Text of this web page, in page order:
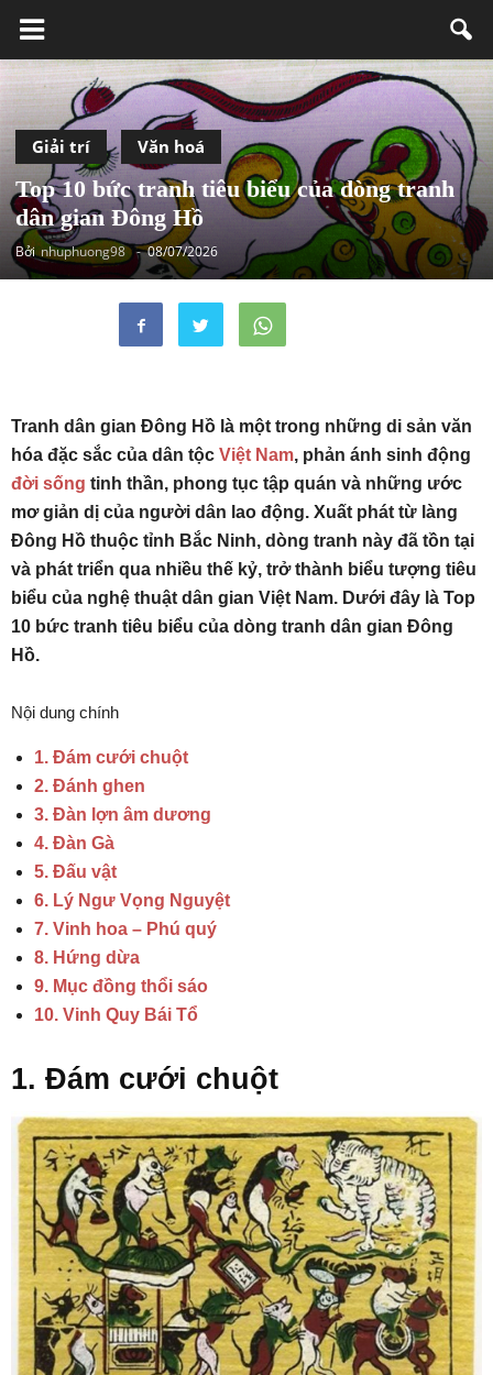
Giải trí Văn hoá
Top 10 bức tranh tiêu biểu của dòng tranh
dân gian Đông Hồ
Bởinhuphuong98 - 08/07/2026
Tranh dân gian Đông Hồ là một trong những di sản văn
hóa đặc sắc của dân tộc Việt Nam, phản ánh sinh động
đời sống tinh thần, phong tục tập quán và những ước
mơ giản dị của người dân lao động. Xuất phát từ làng
Đông Hồ thuộc tỉnh Bắc Ninh, dòng tranh này đã tồn tại
và phát triển qua nhiều thế kỷ, trở thành biểu tượng tiêu
biểu của nghệ thuật dân gian Việt Nam. Dưới đây là Top
10 bức tranh tiêu biểu của dòng tranh dân gian Đông
Hồ.
Nội dung chính
1. Đám cưới chuột
2. Đánh ghen
3. Đàn lợn âm dương
4. Đàn Gà
5. Đấu vật
6. Lý Ngư Vọng Nguyệt
7. Vinh hoa – Phú quý
8. Hứng dừa
9. Mục đồng thổi sáo
10. Vinh Quy Bái Tổ
1. Đám cưới chuột